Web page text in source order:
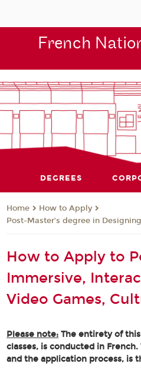
French
DEGREES
Home
How to Apply
Post-Master’s degree in
How to Apply to
Immersive,
Video Games,
Please note: The entirety of
classes, is conducted in
and the application process, is